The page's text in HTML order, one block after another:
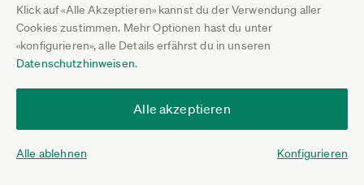
Klick auf «Alle Akzeptieren» kannst du der Verwendung aller
Cookies zustimmen. Mehr Optionen hast du unter
«konfigurieren», alle Details erfährst du in unseren
Datenschutzhinweisen.
Alle akzeptieren
Alle ablehnen Konfigurieren